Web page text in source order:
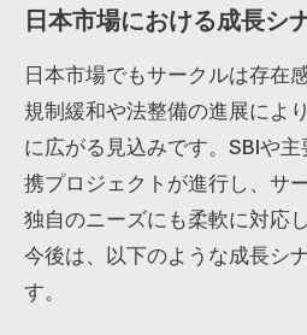
日本市場における成長シ
日本市場でもサークルは存在
規制緩和や法整備の進展によ
に広がる見込みです。SBIや
携プロジェクトが進行し、サ
独自のニーズにも柔軟に対応
今後は、以下のような成長シ
す。